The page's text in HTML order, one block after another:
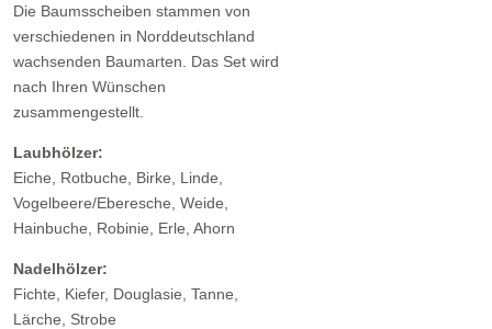
Die Baumsscheiben stammen von
verschiedenen in Norddeutschland
wachsenden Baumarten. Das Set wird
nach Ihren Wünschen
zusammengestellt.
Laubhölzer:
Eiche, Rotbuche, Birke, Linde,
Vogelbeere/Eberesche, Weide,
Hainbuche, Robinie, Erle, Ahorn
Nadelhölzer:
Fichte, Kiefer, Douglasie, Tanne,
Lärche, Strobe